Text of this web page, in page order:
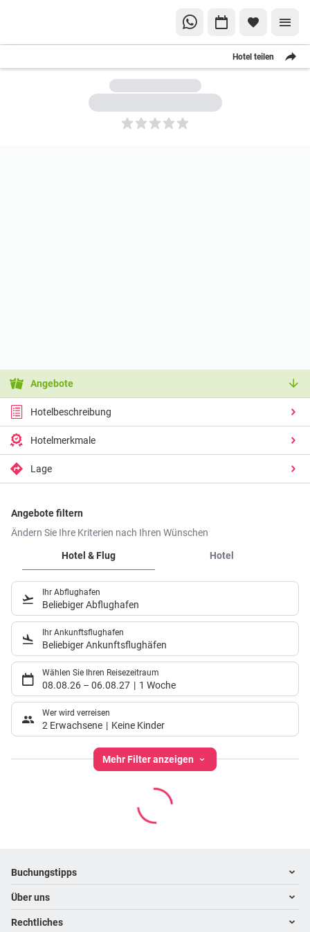
Hotel teilen
5
Angebote
Hotelbeschreibung
Hotelmerkmale
Lage
Angebote filtern
Ändern Sie Ihre Kriterien nach Ihren Wünschen
Hotel & Flug
Hotel
Ihr Abflughafen
Beliebiger Abflughafen
Ihr Ankunftsflughafen
Beliebiger Ankunftsflughäfen
Wählen Sie Ihren Reisezeitraum
08.08.26 – 06.08.27 1 Woche
Wer wird verreisen
2 Erwachsene Keine Kinder
Mehr Filter anzeigen
Footer navigation
Buchungstipps
Warum im Reisebüro buchen
Hoteltipps
Über uns
Kontakt
Rechtliches